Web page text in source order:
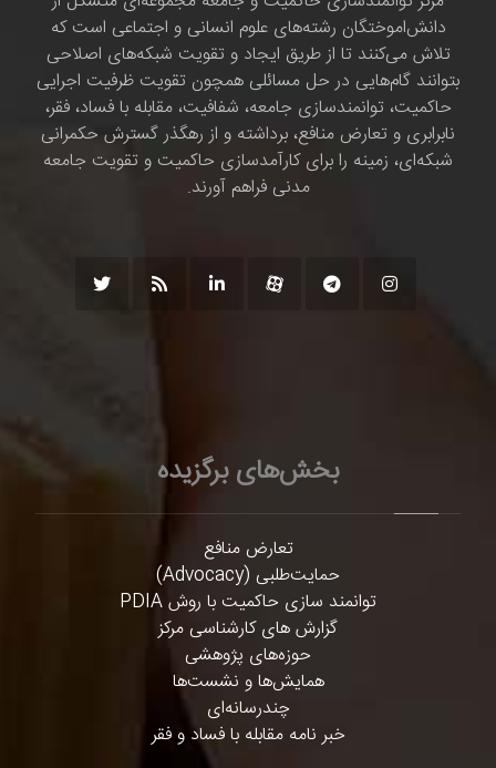
دانش‌اموختگان رشته‌های علوم انسانی و اجتماعی است که
تلاش می‌کنند تا از طریق ایجاد و تقویت شبکه‌های اصلاحی
بتوانند گام‌هایی در حل مسائلی همچون تقویت ظرفیت اجرایی
حاکمیت، توانمندسازی جامعه، شفافیت، مقابله با فساد، فقر،
نابرابری و تعارض منافع، برداشته و از رهگذر گسترش حکمرانی
شبکه‌ای، زمینه را برای کارآمدسازی حاکمیت و تقویت جامعه
مدنی فراهم آورند.
بخش‌های برگزیده
تعارض منافع
حمایت‌طلبی (Advocacy)
توانمند سازی حاکمیت با روش PDIA
گزارش های کارشناسی مرکز
حوزه‌های پژوهشی
همایش‌ها و نشست‌ها
چندرسانه‌ای
خبر نامه مقابله با فساد و فقر